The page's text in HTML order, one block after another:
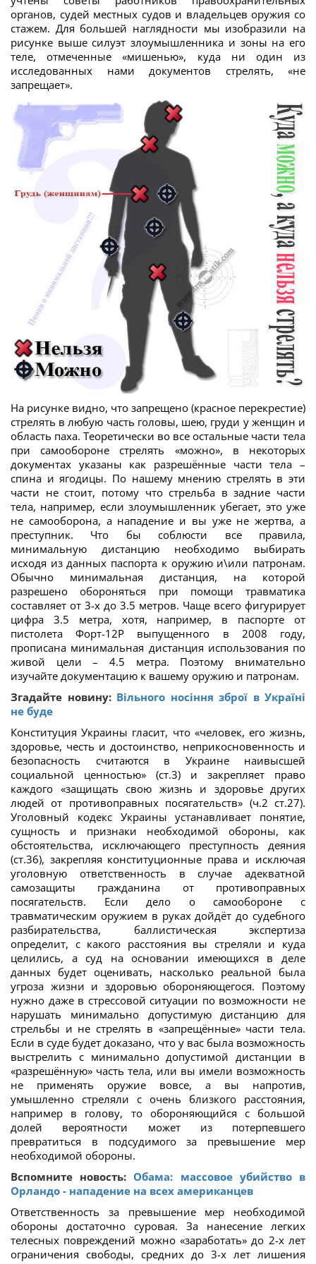
органов, судей местных судов и владельцев оружия со
стажем. Для большей наглядности мы изобразили на
рисунке выше силуэт злоумышленника и зоны на его
теле, отмеченные «мишенью», куда ни один из
исследованных нами документов стрелять, «не
запрещает».
На рисунке видно, что запрещено (красное перекрестие)
стрелять в любую часть головы, шею, груди у женщин и
область паха. Теоретически во все остальные части тела
при самообороне стрелять «можно», в некоторых
документах указаны как разрешённые части тела –
спина и ягодицы. По нашему мнению стрелять в эти
части не стоит, потому что стрельба в задние части
тела, например, если злоумышленник убегает, это уже
не самооборона, а нападение и вы уже не жертва, а
преступник. Что бы соблюсти все правила,
минимальную дистанцию необходимо выбирать
исходя из данных паспорта к оружию и\или патронам.
Обычно минимальная дистанция, на которой
разрешено обороняться при помощи травматика
составляет от 3-х до 3.5 метров. Чаще всего фигурирует
цифра 3.5 метра, хотя, например, в паспорте от
пистолета Форт-12Р выпущенного в 2008 году,
прописана минимальная дистанция использования по
живой цели – 4.5 метра. Поэтому внимательно
изучайте документацию к вашему оружию и патронам.
Згадайте новину: Вільного носіння зброї в Україні
не буде
Конституция Украины гласит, что «человек, его жизнь,
здоровье, честь и достоинство, неприкосновенность и
безопасность считаются в Украине наивысшей
социальной ценностью» (ст.3) и закрепляет право
каждого «защищать свою жизнь и здоровье других
людей от противоправных посягательств» (ч.2 ст.27).
Уголовный кодекс Украины устанавливает понятие,
сущность и признаки необходимой обороны, как
обстоятельства, исключающего преступность деяния
(ст.36), закрепляя конституционные права и исключая
уголовную ответственность в случае адекватной
самозащиты гражданина от противоправных
посягательств. Если дело о самообороне с
травматическим оружием в руках дойдёт до судебного
разбирательства, баллистическая экспертиза
определит, с какого расстояния вы стреляли и куда
целились, а суд на основании имеющихся в деле
данных будет оценивать, насколько реальной была
угроза жизни и здоровью обороняющегося. Поэтому
нужно даже в стрессовой ситуации по возможности не
нарушать минимально допустимую дистанцию для
стрельбы и не стрелять в «запрещённые» части тела.
Если в суде будет доказано, что у вас была возможность
выстрелить с минимально допустимой дистанции в
«разрешённую» часть тела, или вы имели возможность
не применять оружие вовсе, а вы напротив,
умышленно стреляли с очень близкого расстояния,
например в голову, то обороняющийся с большой
долей вероятности может из потерпевшего
превратиться в подсудимого за превышение мер
необходимой обороны.
Вспомните новость: Обама: массовое убийство в
Орландо - нападение на всех американцев
Ответственность за превышение мер необходимой
обороны достаточно суровая. За нанесение легких
телесных повреждений можно «заработать» до 2-х лет
ограничения свободы, средних до 3-х лет лишения